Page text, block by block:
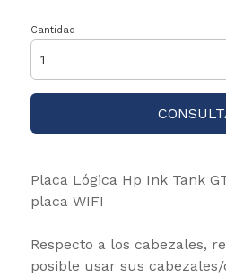
Cantidad
Placa Lógica Hp Ink Tank
placa WIFI
Respecto a los cabezales,
posible usar sus